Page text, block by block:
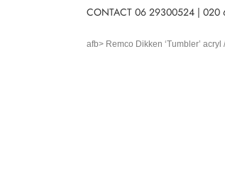
CONTACT 06 29300524 | 020
afb> Remco Dikken ‘Tumbler’